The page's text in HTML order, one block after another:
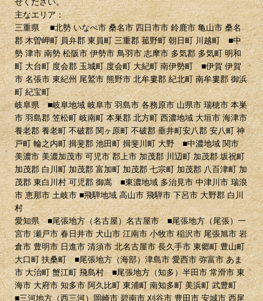
せください。
主なエリア：
三重県 ■北勢 いなべ市 桑名市 四日市市 鈴鹿市 亀山市 桑名
郡 木曽岬町 員弁郡 東員町 三重郡 菰野町 朝日町 川越町 ■中
勢 津市 南勢 松阪市 伊勢市 鳥羽市 志摩市 多気郡 多気町 明和
町 大台町 度会郡 玉城町 度会町 大紀町 南伊勢町 ■伊賀 伊賀
市 名張市 東紀州 尾鷲市 熊野市 北牟婁郡 紀北町 南牟婁郡 御浜
町 紀宝町
岐阜県 ■岐阜地域 岐阜市 羽島市 各務原市 山県市 瑞穂市 本巣
市 羽島郡 笠松町 岐南町 本巣郡 北方町 西濃地域 大垣市 海津市
養老郡 養老町 不破郡 関ヶ原町 不破郡 垂井町安八郡 安八町 神
戸町 輪之内町 揖斐郡 池田町 揖斐川町 大野 ■中濃地域 関市
美濃市 美濃加茂市 可児市 郡上市 加茂郡 川辺町 加茂郡 坂祝町
加茂郡 白川町 加茂郡 富加町 加茂郡 七宗町 加茂郡 八百津町 加
茂郡 東白川村 可児郡 御嵩 ■東濃地域 多治見市 中津川市 瑞浪
市 恵那市 土岐市 ■飛騨地域 高山市 飛騨市 下呂市 大野郡 白川
村
愛知県 ■尾張地方（名古屋）名古屋市 ■尾張地方（尾張）一
宮市 瀬戸市 春日井市 犬山市 江南市 小牧市 稲沢市 尾張旭市 岩
倉市 豊明市 日進市 清須市 北名古屋市 長久手市 東郷町 豊山町
大口町 扶桑町 ■尾張地方（海部）津島市 愛西市 弥富市 あま
市 大治町 蟹江町 飛島村 ■尾張地方（知多）半田市 常滑市 東
海市 大府市 知多市 阿久比町 東浦町 南知多町 美浜町 武豊町
■三河地方（西三河）岡崎市 碧南市 刈谷市 豊田市 安城市 西尾